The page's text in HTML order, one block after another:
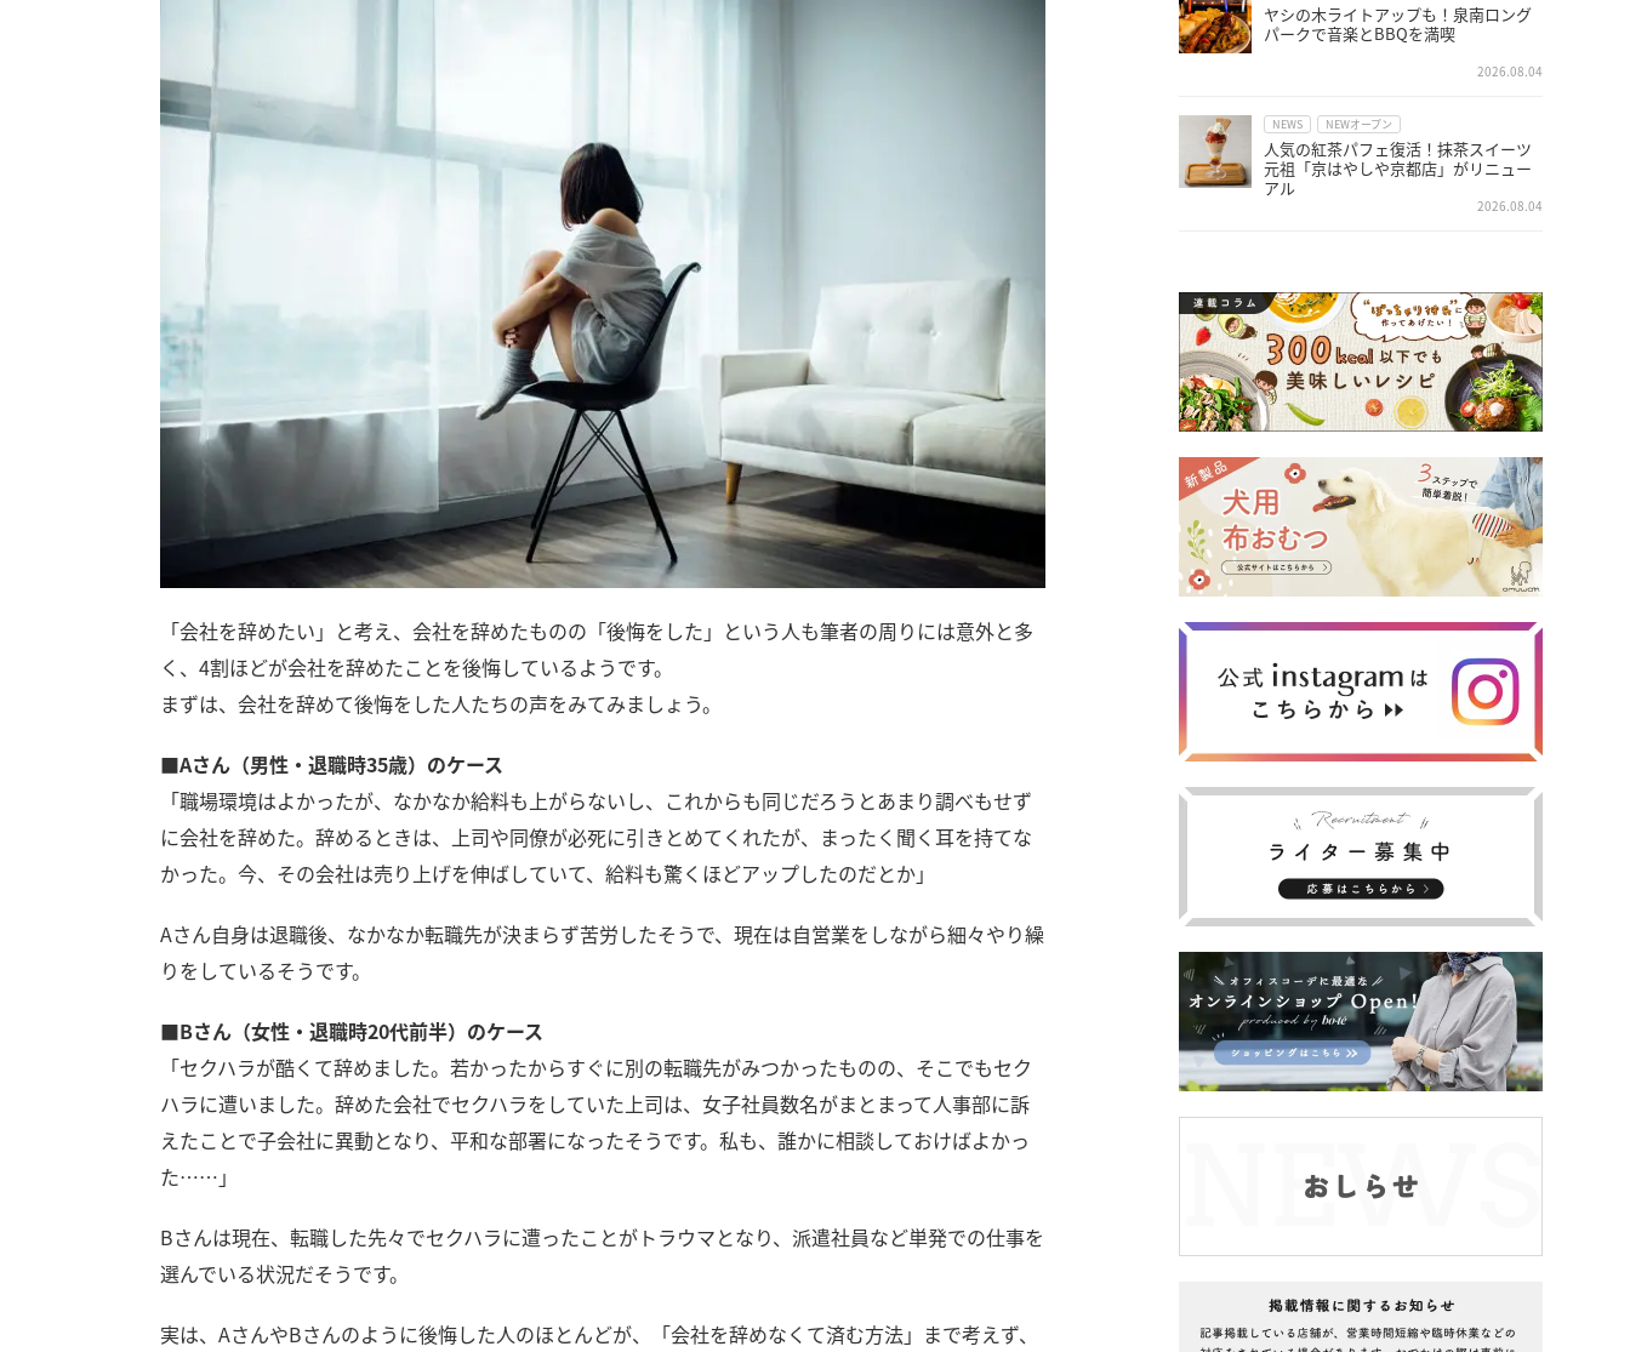
「会社を辞めたい」と考え、会社を辞めたものの「後悔をした」という人も筆者の周りには意外と多
く、4割ほどが会社を辞めたことを後悔しているようです。
まずは、会社を辞めて後悔をした人たちの声をみてみましょう。
■Aさん（男性・退職時35歳）のケース
「職場環境はよかったが、なかなか給料も上がらないし、これからも同じだろうとあまり調べもせず
に会社を辞めた。辞めるときは、上司や同僚が必死に引きとめてくれたが、まったく聞く耳を持てな
かった。今、その会社は売り上げを伸ばしていて、給料も驚くほどアップしたのだとか」
Aさん自身は退職後、なかなか転職先が決まらず苦労したそうで、現在は自営業をしながら細々やり繰
りをしているそうです。
■Bさん（女性・退職時20代前半）のケース
「セクハラが酷くて辞めました。若かったからすぐに別の転職先がみつかったものの、そこでもセク
ハラに遭いました。辞めた会社でセクハラをしていた上司は、女子社員数名がまとまって人事部に訴
えたことで子会社に異動となり、平和な部署になったそうです。私も、誰かに相談しておけばよかっ
た……」
Bさんは現在、転職した先々でセクハラに遭ったことがトラウマとなり、派遣社員など単発での仕事を
選んでいる状況だそうです。
実は、AさんやBさんのように後悔した人のほとんどが、「会社を辞めなくて済む方法」まで考えず、
ヤシの木ライトアップも！泉南ロング
パークで音楽とBBQを満喫
2026.08.04
NEWS NEWオープン
人気の紅茶パフェ復活！抹茶スイーツ
元祖「京はやしや京都店」がリニュー
アル
2026.08.04